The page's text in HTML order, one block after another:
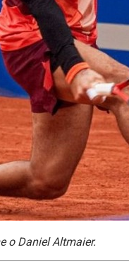
o Daniel Altmaier.